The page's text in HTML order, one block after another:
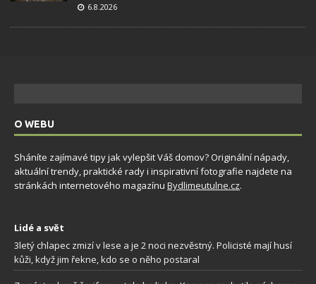
6.8.2026
O WEBU
Sháníte zajímavé tipy jak vylepšit Váš domov? Originální nápady,
aktuální trendy, praktické rady i inspirativní fotografie najdete na
stránkách internetového magazínu Bydlimeutulne.cz.
Lidé a svět
3letý chlapec zmizí v lese a je 2 noci nezvěstný. Policisté mají husí
kůži, když jim řekne, kdo se o něho postaral